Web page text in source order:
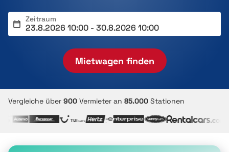
Zeitraum
Mietwagen finden
Vergleiche über 900 Vermieter an 85.000 Stationen